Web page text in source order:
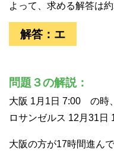
よって、求める解答は
解答：エ
問題３の解説：
大阪 1月1日 7:00 の時、
ロサンゼルス 12月31日
大阪の方が17時間進ん